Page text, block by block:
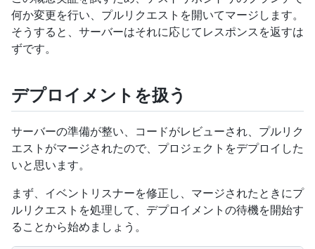
何か変更を行い、プルリクエストを開いてマージします。
そうすると、サーバーはそれに応じてレスポンスを返すは
ずです。
デプロイメントを扱う
サーバーの準備が整い、コードがレビューされ、プルリク
エストがマージされたので、プロジェクトをデプロイした
いと思います。
まず、イベントリスナーを修正し、マージされたときにプ
ルリクエストを処理して、デプロイメントの待機を開始す
ることから始めましょう。